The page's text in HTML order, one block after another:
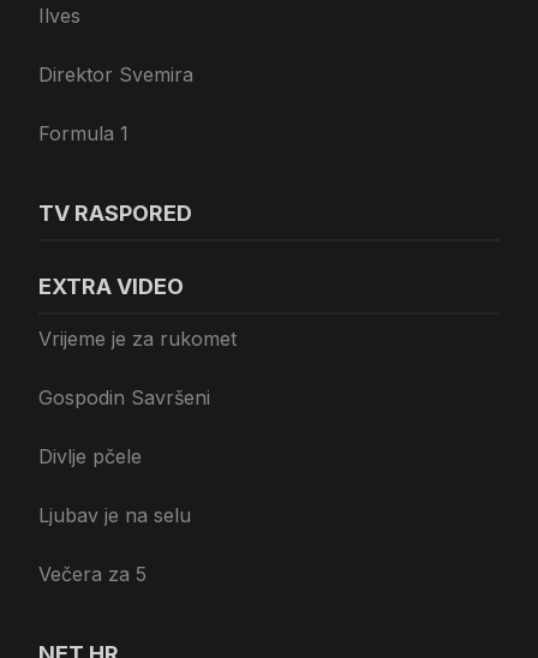
Ilves
Direktor Svemira
Formula 1
TV RASPORED
EXTRA VIDEO
Vrijeme je za rukomet
Gospodin Savršeni
Divlje pčele
Ljubav je na selu
Večera za 5